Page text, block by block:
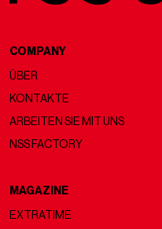
COMPANY
ÜBER
KONTAKTE
ARBEITEN SIE MIT UNS
NSS FACTORY
MAGAZINE
EXTRATIME